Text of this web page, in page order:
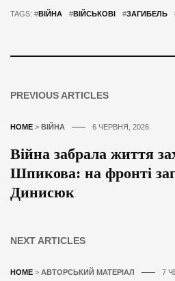
TAGS: #ВІЙНА #ВІЙСЬКОВІ #ЗАГИБЕЛЬ
PREVIOUS ARTICLES
HOME > ВІЙНА 6 ЧЕРВНЯ, 2026
Війна забрала життя
Шпикова: на фронті
Динисюк
NEXT ARTICLES
HOME > АВТОРСЬКИЙ МАТЕРІАЛ 7